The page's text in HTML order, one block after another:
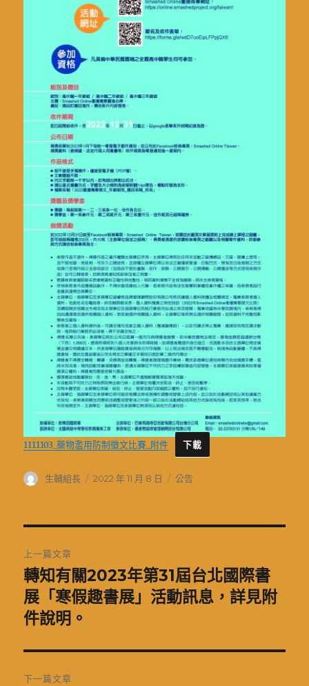
1111103_藥物濫用防制徵文比賽_附件 下載
作
生輔組長
發
2022 年 11 月 8 日
分
公告
章
導
覽
上一篇文章
上
一
篇
章:
轉知有關2023年第31屆台北國際書
展「寒假趣書展」活動訊息，詳見附
件說明。
下一篇文章